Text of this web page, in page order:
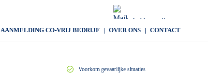
info@co-vrij.com
AANMELDING CO-VRIJ BEDRIJF OVER ONS CONTACT
Voorkom gevaarlijke situaties